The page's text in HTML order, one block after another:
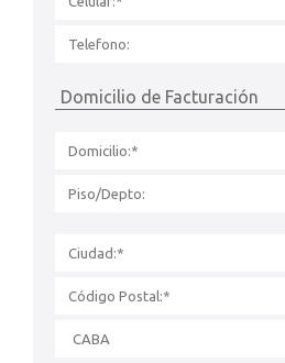
Domicilio de Facturación